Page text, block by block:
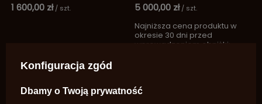
1 600,00 zł / szt. 5 000,00 zł / szt.
Najniższa cena produktu w
okresie 30 dni przed
wprowadzeniem obniżki:
CHWILOWO NIEDOSTĘPNY
Konfiguracja zgód
Dbamy o Twoją prywatność